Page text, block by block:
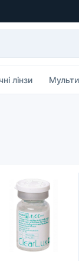
лінзи